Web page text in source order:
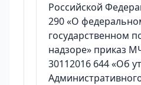
Российской
290 «О
государственном
надзоре» приказ
30112016 644 «Об